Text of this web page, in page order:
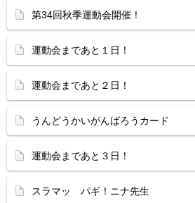
第34回秋季運動会開催！
運動会まであと１日！
運動会まであと２日！
うんどうかいがんばろうカード
運動会まであと３日！
スラマッ パギ！ニナ先生